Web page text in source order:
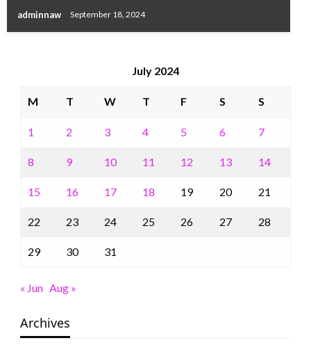
adminnaw September 18, 2024
July 2024
M T W T F S S
1 2 3 4 5 6 7
8 9 10 11 12 13 14
15 16 17 18 19 20 21
22 23 24 25 26 27 28
29 30 31
« Jun Aug »
Archives